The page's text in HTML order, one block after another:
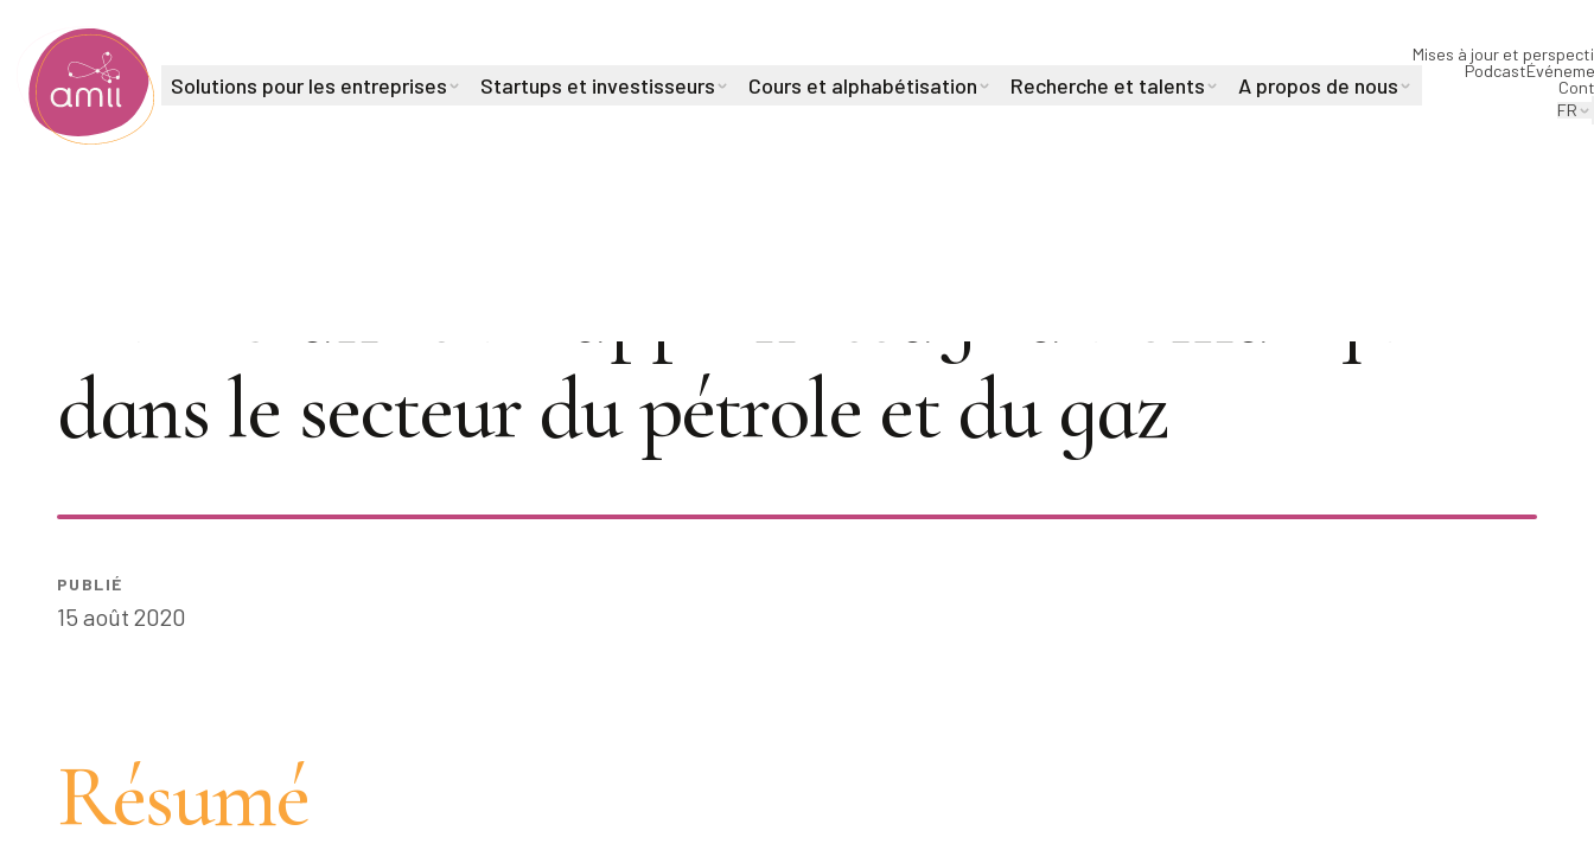
Institut de l'intelligence artificielle de l'Alberta
Solutions pour les entreprises Startups et investisseurs Cours et alphabétisation Recherche et talents A propos de nous
Mises à jour et
Podcast
FR
Livre blanc sur l'apprentissage automatique
dans le secteur du pétrole et du gaz
PUBLIÉ
15 août 2020
Résumé